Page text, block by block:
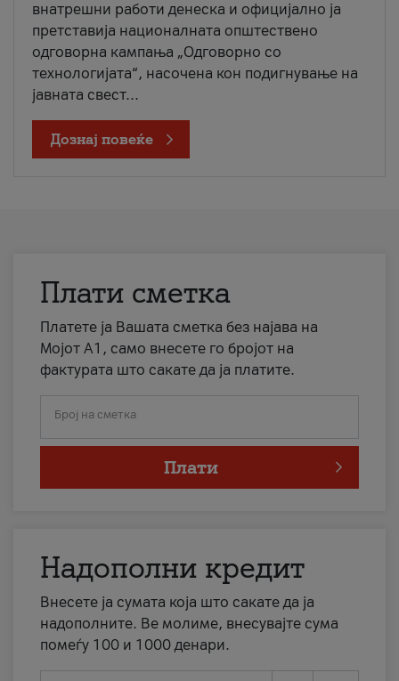
внатрешни работи денеска и официјално ја
претставија националната општествено
одговорна кампања „Одговорно со
технологијата“, насочена кон подигнување на
јавната свест...
Дознај повеќе
Плати сметка
Платете ја Вашата сметка без најава на
Мојот А1, само внесете го бројот на
фактурата што сакате да ја платите.
Број на сметка
Плати
Надополни кредит
Внесете ја сумата која што сакате да ја
надополните. Ве молиме, внесувајте сума
помеѓу 100 и 1000 денари.